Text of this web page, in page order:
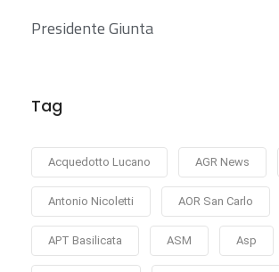
Presidente Giunta
Tag
Acquedotto Lucano AGR News
Antonio Nicoletti AOR San Carlo
APT Basilicata ASM Asp